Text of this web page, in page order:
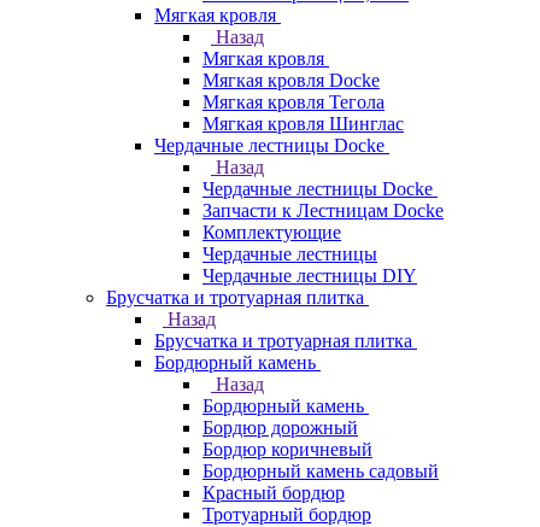
Мягкая кровля
Назад
Мягкая кровля
Мягкая кровля Docke
Мягкая кровля Тегола
Мягкая кровля Шинглас
Чердачные лестницы Docke
Назад
Чердачные лестницы Docke
Запчасти к Лестницам Docke
Комплектующие
Чердачные лестницы
Чердачные лестницы DIY
Брусчатка и тротуарная плитка
Назад
Брусчатка и тротуарная плитка
Бордюрный камень
Назад
Бордюрный камень
Бордюр дорожный
Бордюр коричневый
Бордюрный камень садовый
Красный бордюр
Тротуарный бордюр